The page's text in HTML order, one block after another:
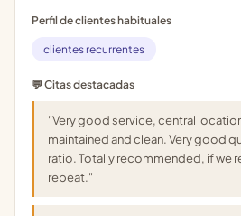
Perfil de clientes habituales
clientes recurrentes
💬 Citas destacadas
"Very good service, central
maintained and clean. Very good
ratio. Totally recommended, if we
repeat."